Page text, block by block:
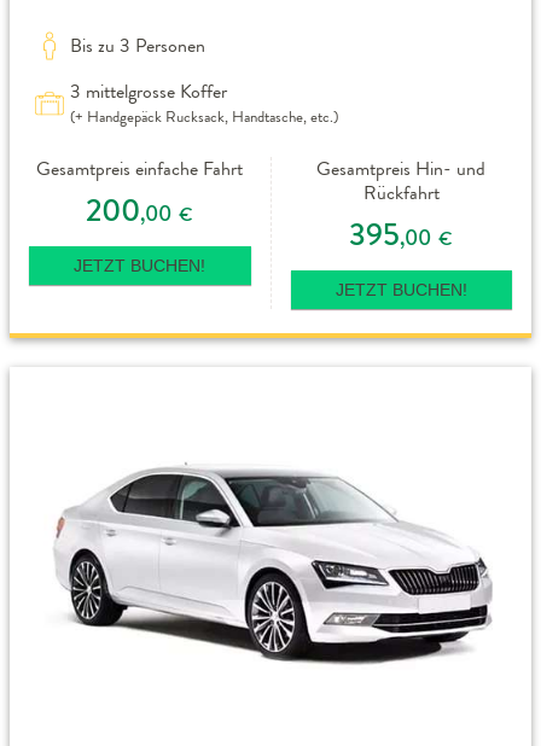
Bis zu 3 Personen
3 mittelgrosse Koffer
(+ Handgepäck Rucksack, Handtasche, etc.)
Gesamtpreis einfache Fahrt
200,00 €
JETZT BUCHEN!
Gesamtpreis Hin- und
Rückfahrt
395,00 €
JETZT BUCHEN!